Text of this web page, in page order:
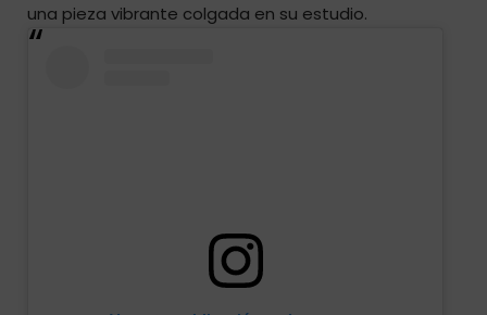
una pieza vibrante colgada en su estudio.